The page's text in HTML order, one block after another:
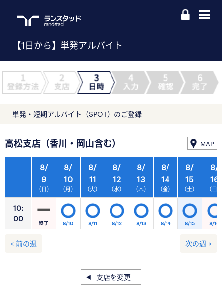
【1日から】単発アルバイト
単発・短期アルバイト（SPOT）のご登録
高松支店（香川・岡山含む） MAP
10:
00
8/
9
（日）
8/
10
（月）
8/
11
（火）
8/
12
（水）
8/
13
（木）
8/
14
（金）
8/
15
（土）
終了 8/10 8/11 8/12 8/13 8/14 8/15
8/
16
（日）
8/16
< 前の週 次の週 >
支店を変更